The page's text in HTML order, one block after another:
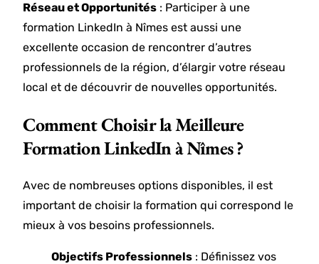
Réseau et Opportunités : Participer à une
formation LinkedIn à Nîmes est aussi une
excellente occasion de rencontrer d’autres
professionnels de la région, d’élargir votre réseau
local et de découvrir de nouvelles opportunités.
Comment Choisir la Meilleure
Formation LinkedIn à Nîmes ?
Avec de nombreuses options disponibles, il est
important de choisir la formation qui correspond le
mieux à vos besoins professionnels.
Objectifs Professionnels : Définissez vos